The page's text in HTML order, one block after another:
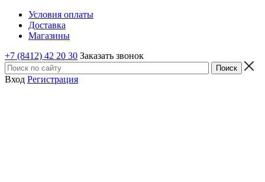
Условия оплаты
Доставка
Магазины
+7 (8412) 42 20 30 Заказать звонок
Вход Регистрация